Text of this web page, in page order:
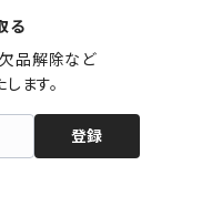
る
欠品解除など
ます。
登録